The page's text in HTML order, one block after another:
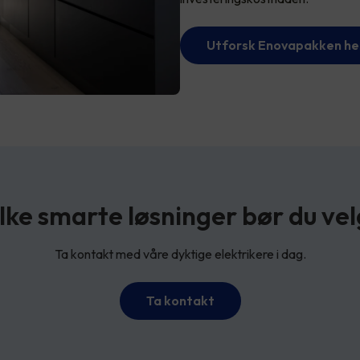
Utforsk Enovapakken
smarte løsninger bør du
Ta kontakt med våre dyktige elektrikere i dag.
Ta kontakt